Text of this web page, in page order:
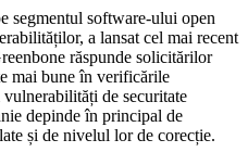
segmentul software-ului open
a lansat cel mai recent
răspunde solicitărilor
mai bune în verificările
de securitate
depinde în principal de
și de nivelul lor de corecție.